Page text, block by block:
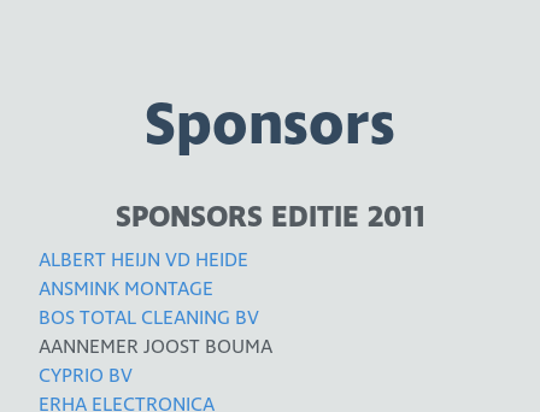
Sponsors
SPONSORS EDITIE 2011
ALBERT HEIJN VD HEIDE
ANSMINK MONTAGE
BOS TOTAL CLEANING BV
AANNEMER JOOST BOUMA
CYPRIO BV
ERHA ELECTRONICA